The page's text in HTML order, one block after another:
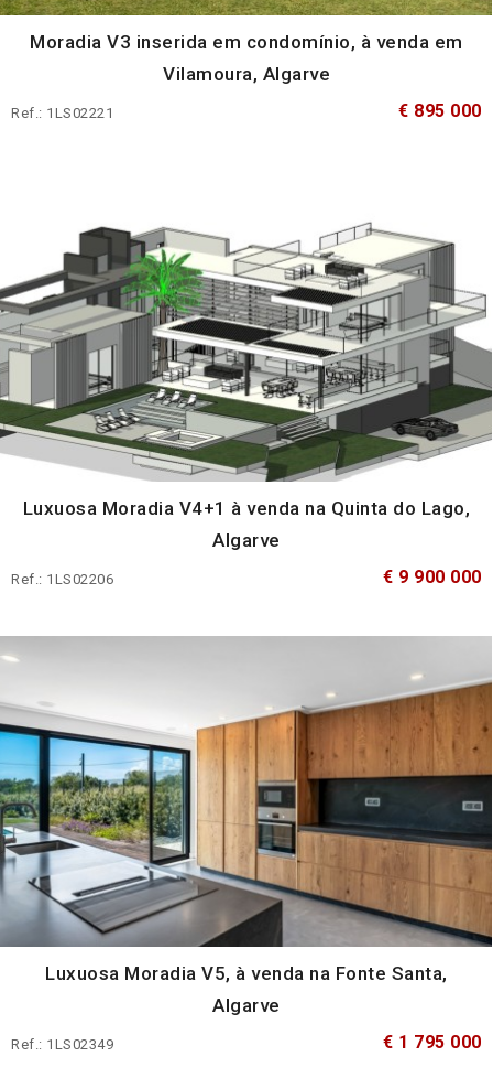
Moradia V3 inserida em condomínio, à venda em
Vilamoura, Algarve
Ref.: 1LS02221 € 895 000
Luxuosa Moradia V4+1 à venda na Quinta do Lago,
Algarve
Ref.: 1LS02206 € 9 900 000
Luxuosa Moradia V5, à venda na Fonte Santa,
Algarve
Ref.: 1LS02349 € 1 795 000